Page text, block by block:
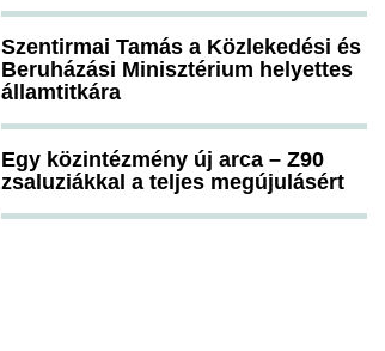
Szentirmai Tamás a Közlekedési és
Beruházási Minisztérium helyettes
államtitkára
Egy közintézmény új arca – Z90
zsaluziákkal a teljes megújulásért